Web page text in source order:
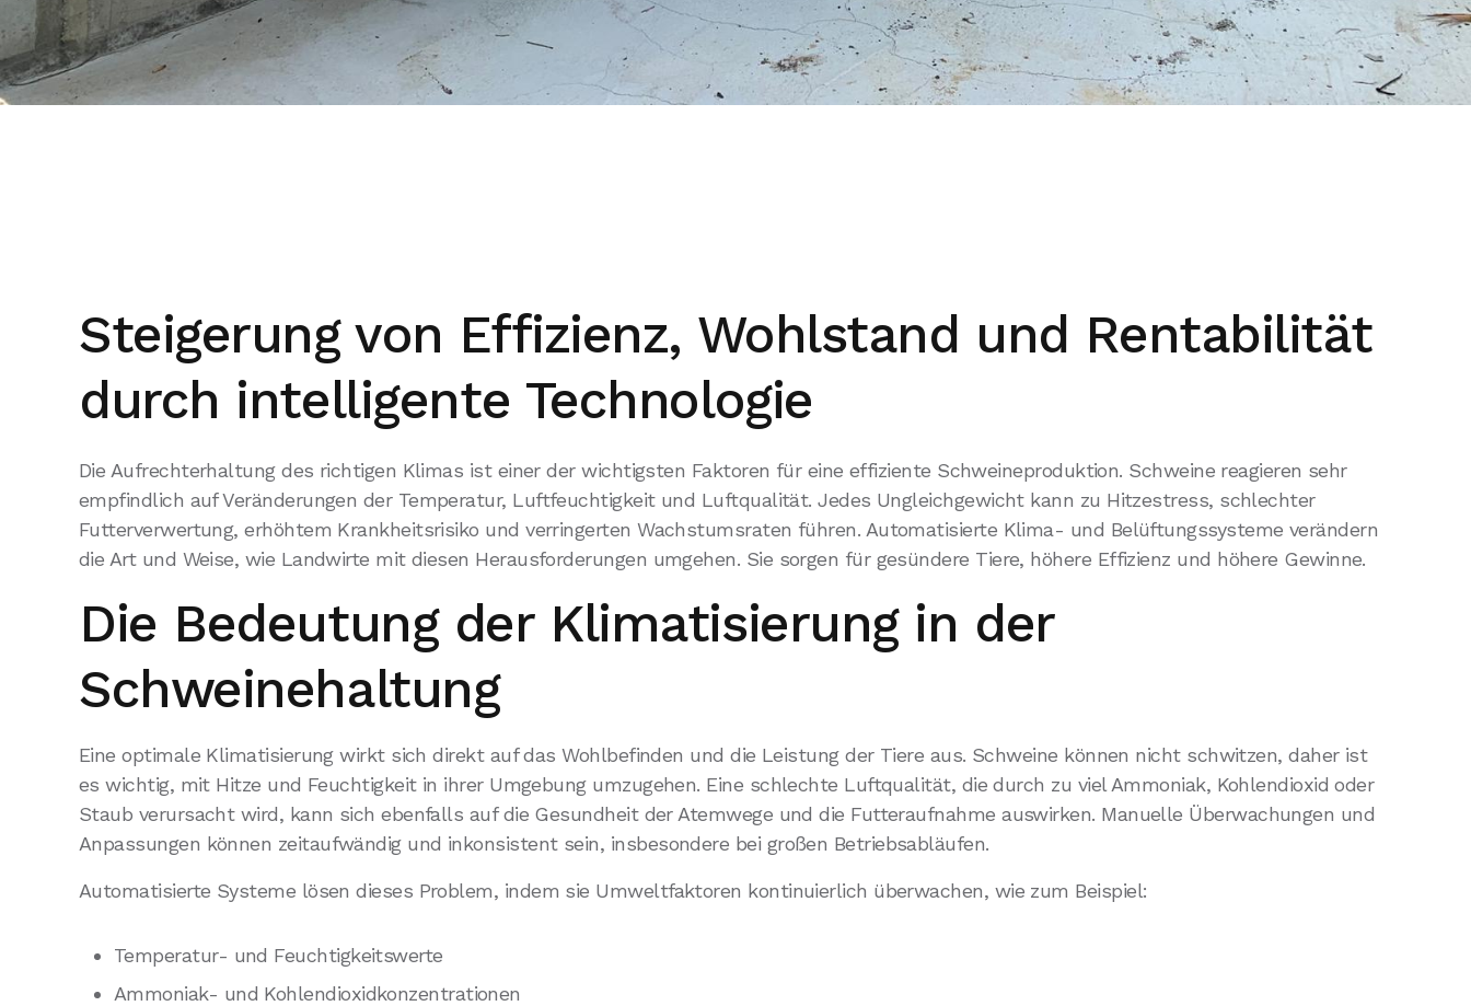
Steigerung von Effizienz, Wohlstand und Rentabilität
durch intelligente Technologie
Die Aufrechterhaltung des richtigen Klimas ist einer der wichtigsten Faktoren für eine effiziente Schweineproduktion. Schweine reagieren sehr
empfindlich auf Veränderungen der Temperatur, Luftfeuchtigkeit und Luftqualität. Jedes Ungleichgewicht kann zu Hitzestress, schlechter
Futterverwertung, erhöhtem Krankheitsrisiko und verringerten Wachstumsraten führen. Automatisierte Klima- und Belüftungssysteme verändern
die Art und Weise, wie Landwirte mit diesen Herausforderungen umgehen. Sie sorgen für gesündere Tiere, höhere Effizienz und höhere Gewinne.
Die Bedeutung der Klimatisierung in der
Schweinehaltung
Eine optimale Klimatisierung wirkt sich direkt auf das Wohlbefinden und die Leistung der Tiere aus. Schweine können nicht schwitzen, daher ist
es wichtig, mit Hitze und Feuchtigkeit in ihrer Umgebung umzugehen. Eine schlechte Luftqualität, die durch zu viel Ammoniak, Kohlendioxid oder
Staub verursacht wird, kann sich ebenfalls auf die Gesundheit der Atemwege und die Futteraufnahme auswirken. Manuelle Überwachungen und
Anpassungen können zeitaufwändig und inkonsistent sein, insbesondere bei großen Betriebsabläufen.
Automatisierte Systeme lösen dieses Problem, indem sie Umweltfaktoren kontinuierlich überwachen, wie zum Beispiel:
Temperatur- und Feuchtigkeitswerte
Ammoniak- und Kohlendioxidkonzentrationen